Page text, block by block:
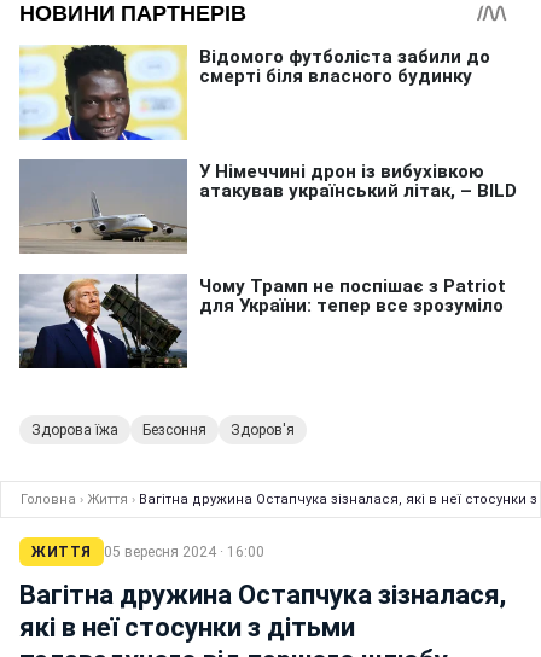
Здорова їжа Безсоння Здоров'я
Головна › Життя › Вагітна дружина Остапчука зізналася, які в неї
ЖИТТЯ 05 вересня 2024 · 16:00
Вагітна дружина Остапчука зізналася,
які в неї стосунки з дітьми